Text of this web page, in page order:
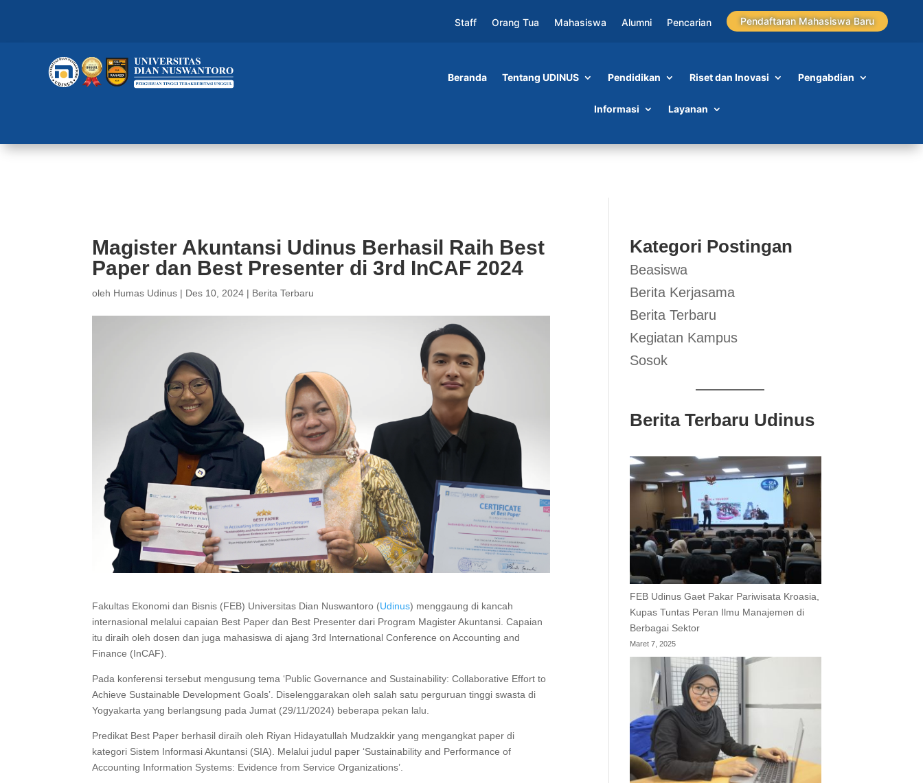
Staff Orang Tua Mahasiswa Alumni Pencarian Pendaftaran Mahasiswa Baru
Beranda Tentang UDINUS Pendidikan Riset dan Inovasi Pengabdian
Informasi Layanan
Magister Akuntansi Udinus Berhasil Raih Best
Paper dan Best Presenter di 3rd InCAF 2024
oleh Humas Udinus | Des 10, 2024 | Berita Terbaru
Fakultas Ekonomi dan Bisnis (FEB) Universitas Dian Nuswantoro (Udinus) menggaung di kancah
internasional melalui capaian Best Paper dan Best Presenter dari Program Magister Akuntansi. Capaian
itu diraih oleh dosen dan juga mahasiswa di ajang 3rd International Conference on Accounting and
Finance (InCAF).
Pada konferensi tersebut mengusung tema ‘Public Governance and Sustainability: Collaborative Effort to
Achieve Sustainable Development Goals’. Diselenggarakan oleh salah satu perguruan tinggi swasta di
Yogyakarta yang berlangsung pada Jumat (29/11/2024) beberapa pekan lalu.
Predikat Best Paper berhasil diraih oleh Riyan Hidayatullah Mudzakkir yang mengangkat paper di
kategori Sistem Informasi Akuntansi (SIA). Melalui judul paper ‘Sustainability and Performance of
Accounting Information Systems: Evidence from Service Organizations’.
Kategori Postingan
Beasiswa
Berita Kerjasama
Berita Terbaru
Kegiatan Kampus
Sosok
Berita Terbaru Udinus
FEB Udinus Gaet Pakar Pariwisata Kroasia,
Kupas Tuntas Peran Ilmu Manajemen di
Berbagai Sektor
Maret 7, 2025